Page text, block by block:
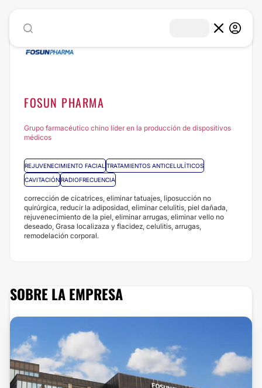
FOSUN PHARMA
Grupo farmacéutico chino líder en la producción de dispositivos
médicos
REJUVENECIMIENTO FACIAL TRATAMIENTOS ANTICELULÍTICOS
CAVITACIÓNRADIOFRECUENCIA
corrección de cicatrices, eliminar tatuajes, liposucción no
quirúrgica, reducir la adiposidad, eliminar celulitis, piel dañada,
rejuvenecimiento de la piel, eliminar arrugas, eliminar vello no
deseado, Grasa localizaza y flacidez, celulitis, arrugas,
remodelación corporal.
SOBRE LA EMPRESA